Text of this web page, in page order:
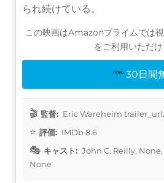
られ続けている。
この映画はAmazonプライムでは
をご利用いただ
30日間
監督: Eric Wareheim
評価: IMDb 8.6
キャスト: John C. Reilly,
None